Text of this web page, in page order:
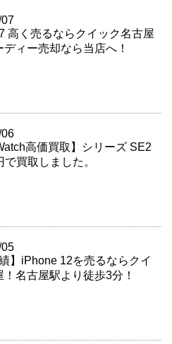
高く売るならクイック名古屋
ィー売却なら当店へ！
高価買取】シリーズ SE2
で買取しました。
績】iPhone 12を売るならクイ
！名古屋駅より徒歩3分！